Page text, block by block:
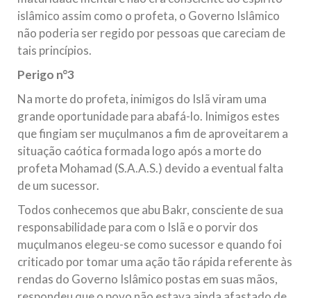
islâmico assim como o profeta, o Governo Islâmico
não poderia ser regido por pessoas que careciam de
tais princípios.
Perigo n°3
Na morte do profeta, inimigos do Islã viram uma
grande oportunidade para abafá-lo. Inimigos estes
que fingiam ser muçulmanos a fim de aproveitarem a
situação caótica formada logo após a morte do
profeta Mohamad (S.A.A.S.) devido a eventual falta
de um sucessor.
Todos conhecemos que abu Bakr, consciente de sua
responsabilidade para com o Islã e o porvir dos
muçulmanos elegeu-se como sucessor e quando foi
criticado por tomar uma ação tão rápida referente às
rendas do Governo Islâmico postas em suas mãos,